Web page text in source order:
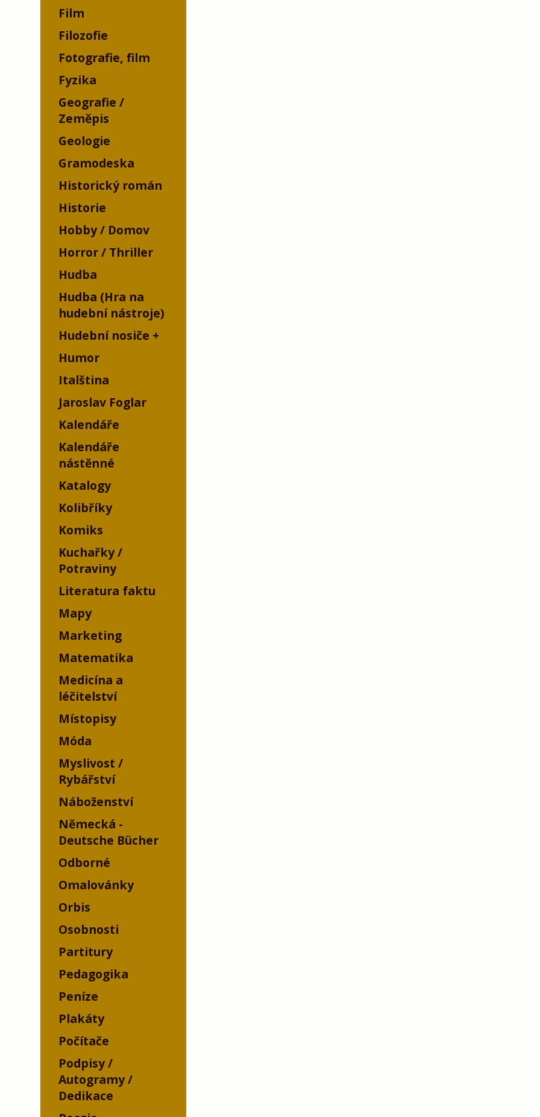
Film
Filozofie
Fotografie, film
Fyzika
Geografie /
Zeměpis
Geologie
Gramodeska
Historický román
Historie
Hobby / Domov
Horror / Thriller
Hudba
Hudba (Hra na
hudební nástroje)
Hudební nosiče
Humor
Italština
Jaroslav Foglar
Kalendáře
Kalendáře
nástěnné
Katalogy
Kolibříky
Komiks
Kuchařky /
Potraviny
Literatura faktu
Mapy
Marketing
Matematika
Medicína a
léčitelství
Místopisy
Móda
Myslivost /
Rybářství
Náboženství
Německá -
Deutsche Bücher
Odborné
Omalovánky
Orbis
Osobnosti
Partitury
Pedagogika
Peníze
Plakáty
Počítače
Podpisy /
Autogramy /
Dedikace